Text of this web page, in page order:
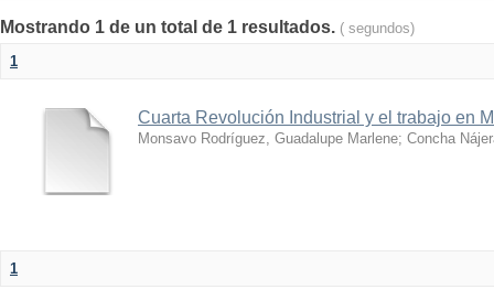
Mostrando 1 de un total de 1 resultados. ( segundos)
1
Cuarta Revolución Industrial y el trabajo en
Monsavo Rodríguez, Guadalupe Marlene; Concha
1